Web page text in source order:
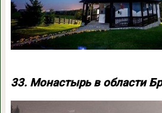
33. Монастырь в области